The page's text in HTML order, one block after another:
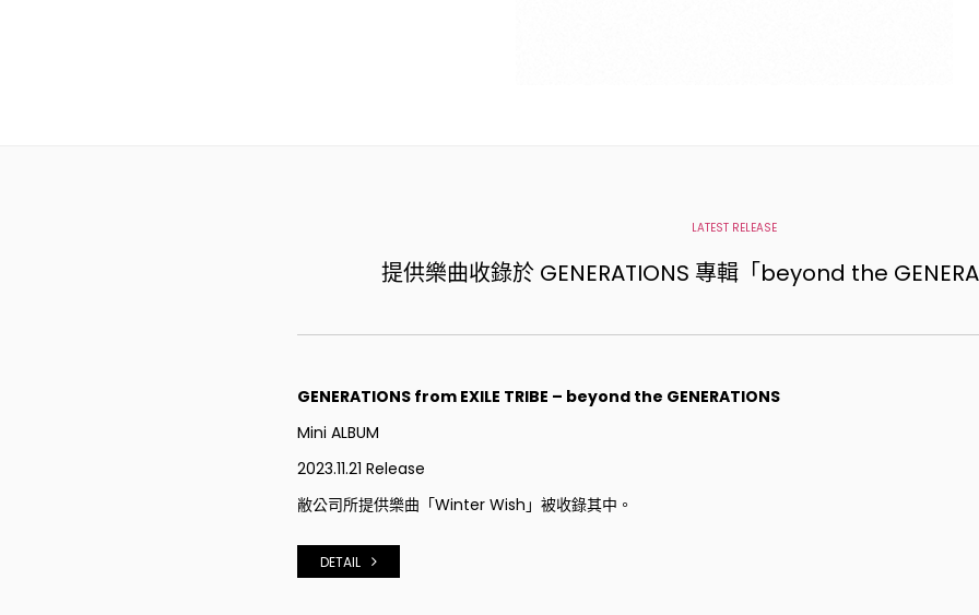
LATEST RELEASE
提供樂曲收錄於 GENERATIONS 專輯「beyond the
GENERATIONS from EXILE TRIBE – beyond the GENERATIONS
Mini ALBUM
2023.11.21 Release
敝公司所提供樂曲「Winter Wish 」被收錄其中。
DETAIL